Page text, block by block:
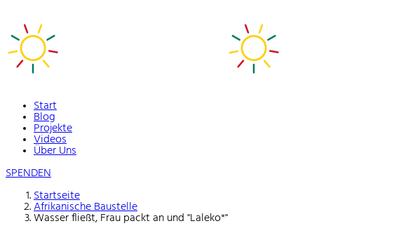
Start
Blog
Projekte
Videos
Über Uns
SPENDEN
Startseite
Afrikanische Baustelle
Wasser fließt, Frau packt an und "Laleko*"